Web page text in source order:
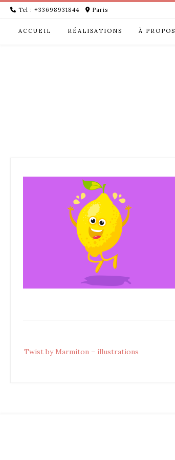
Skip
content
Tel : +33698931844 Paris
ACCUEIL RÉALISATIONS À PROPOS
navigation
Twist by Marmiton – illustrations